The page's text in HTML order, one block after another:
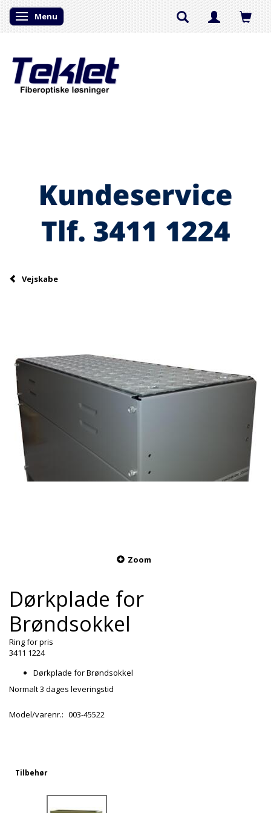
Skifte navigation
Menu
Vejskabe
Zoom
Dørkplade for
Brøndsokkel
Ring for pris
3411 1224
Dørkplade for Brøndsokkel
Normalt 3 dages leveringstid
Model/varenr.: 003-45522
Tilbehør